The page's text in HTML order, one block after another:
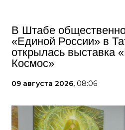
В Штабе
«Единой России» в
открылась выставка
Космос»
09 августа 2026, 08:06